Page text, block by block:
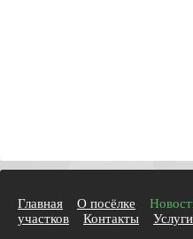
Главная О посёлке
участков
Контакты Услуги